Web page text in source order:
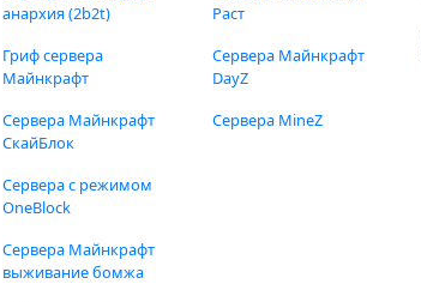
анархия (2b2t)
Гриф сервера
Майнкрафт
Сервера Майнкрафт
СкайБлок
Сервера с режимом
OneBlock
Сервера Майнкрафт
выживание бомжа
Раст
Сервера Майнкрафт
DayZ
Сервера MineZ